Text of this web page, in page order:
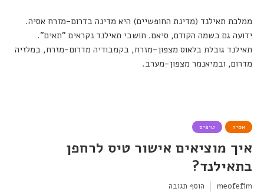
ממלכת תאילנד (מדינת החופשיים) היא מדינה בדרום-מזרח אסיה.
ידועה גם בשמה הקודם, סיאם. תושבי תאילנד נקראים "תאים".
תאילנד גובלת בלאוס מצפון-מזרח, בקמבודיה מדרום-מזרח, במלזיה
מדרום, ובמיאנמר מצפון-מערב.
אסיה טיפים
איך מוציאים אישור טיס לרחפן
בתאילנד?
meofefim הוסף תגובה